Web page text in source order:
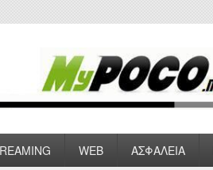
WEB ΑΣΦΑΛΕΙΑ